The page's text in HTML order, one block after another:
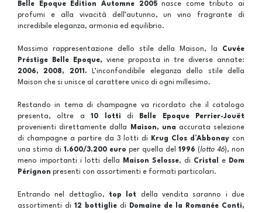
Belle Epoque Edition Automne 2005nasce come tributo ai
profumi e alla vivacità dell’autunno, un vino fragrante di
incredibile eleganza, armonia ed equilibrio.
Massima rappresentazione dello stile della Maison, la Cuvée
Préstige Belle Epoque, viene proposta in tre diverse annate:
2006, 2008, 2011.
L’inconfondibile eleganza dello stile della
Maison che si unisce al carattere unico di ogni millesimo.
Restando in tema di champagne va ricordato che il catalogo
presenta, oltre a10 lotti di
Belle Epoque Perrier-Jouët
provenienti direttamente dalla
Maison, una accurata selezione
di champagne a partire da 3 lotti di
Krug C los d’Abbonay con
una stima di 1.600/3.200 euro per quella del 1996 (lotto 46), non
meno importanti i lotti della
Maison Selosse, di Cristal e Dom
Pérignon presenti con assortimenti e formati particolari.
Entrando nel dettaglio, top lot
della vendita saranno i due
assortimenti di 12 bottiglie di
Domaine de la Romanée Conti,